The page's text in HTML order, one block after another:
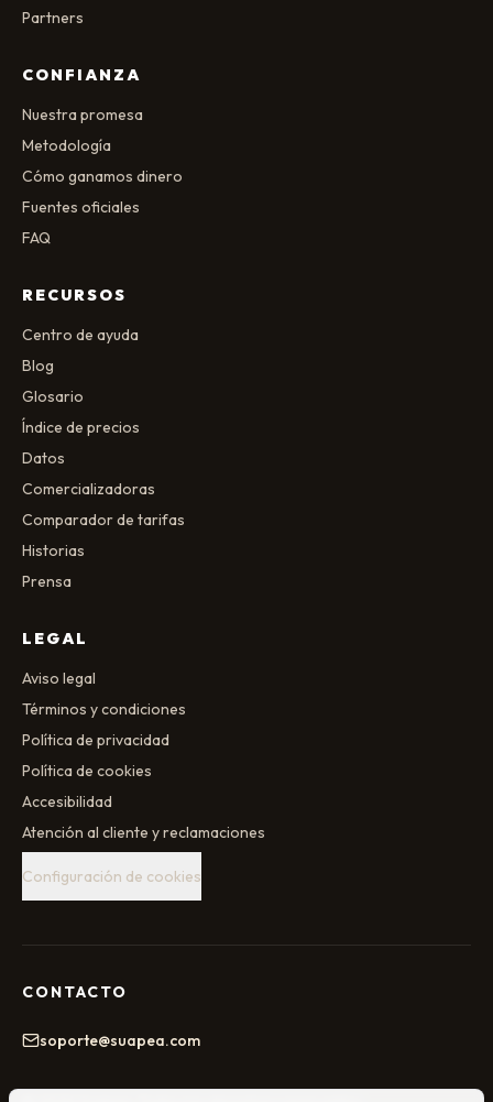
Partners
CONFIANZA
Nuestra promesa
Metodología
Cómo ganamos dinero
Fuentes oficiales
FAQ
RECURSOS
Centro de ayuda
Blog
Glosario
Índice de precios
Datos
Comercializadoras
Comparador de tarifas
Historias
Prensa
LEGAL
Aviso legal
Términos y condiciones
Política de privacidad
Política de cookies
Accesibilidad
Atención al cliente y reclamaciones
Configuración de cookies
CONTACTO
soporte@suapea.com